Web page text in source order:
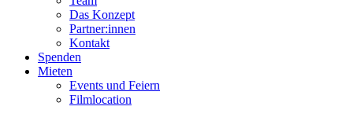
Das Konzept
Partner:innen
Kontakt
Spenden
Mieten
Events und Feiern
Filmlocation